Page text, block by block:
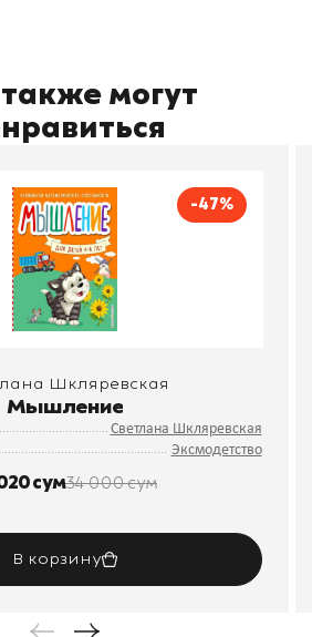
могут
-47%
Шкляревская
Мышление
Светлана Шкляревская
Эксмодетство
сум34 000 сум
В корзину